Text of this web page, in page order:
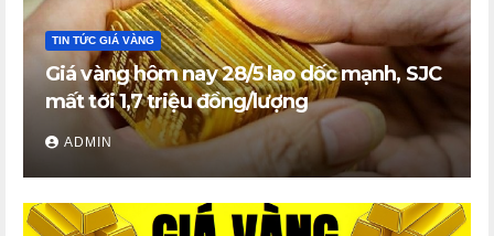
TIN TỨC GIÁ VÀNG
Giá vàng hôm nay 28/5 lao dốc mạnh, SJC
mất tới 1,7 triệu đồng/lượng
ADMIN